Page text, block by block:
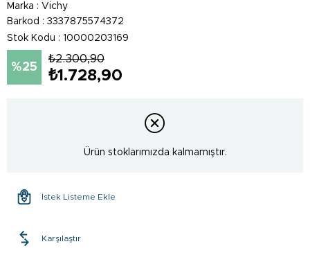
Marka : Vichy
Barkod : 3337875574372
Stok Kodu
10000203169
25
₺2.300,90
₺1.728,90
Ürün stoklarımızda kalmamıştır.
İstek Listeme Ekle
Karşılaştır